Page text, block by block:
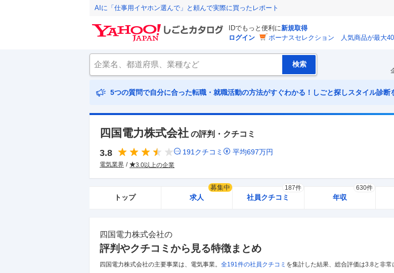
AIに「仕事用イヤホン選んで」と頼んで実際に買ったレポート
IDでもっと便利に新規取得
ログイン
ボーナスセレクション 人気商品が最大40
5つの質問で自分に合った転職・就職活動の方法がすぐわかる！しごと探しスタイル診断
四国電力株式会社 の評判・クチコミ
3.8 191 クチコミ 平均697万円
電気業界 3.0以上の企業
トップ 求人
募集中
社員クチコミ
187件
年収
630件
四国電力株式会社の
評判やクチコミから見る特徴まとめ
四国電力株式会社の主要事業は、電気事業。 全191件の社員クチコミ を集計した結果、 総合評価は3.8と非常